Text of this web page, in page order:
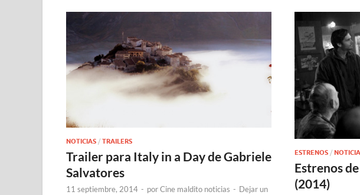
NOTICIAS / TRAILERS
Trailer para Italy in a Day de Gabriele
Salvatores
11 septiembre, 2014 - porCine maldito noticias - Dejar un
ESTRENOS /
Estrenos
(2014)